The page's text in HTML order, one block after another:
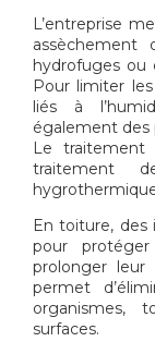
L’entreprise
assèchement
hydrofuges ou
Pour limiter
liés à
également des
Le
traitement
En toiture, des
pour
prolonger
permet
organismes,
surfaces.